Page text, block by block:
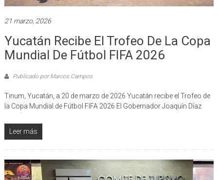
21 marzo, 2026
Yucatán Recibe El Trofeo De La Copa
Mundial De Fútbol FIFA 2026
Publicado por:Marcos Campos
Tinum, Yucatán, a 20 de marzo de 2026 Yucatán recibe el Trofeo de
la Copa Mundial de Fútbol FIFA 2026 El Gobernador Joaquín Díaz
Leer más